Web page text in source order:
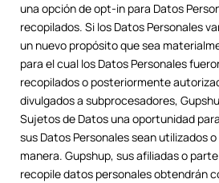
una opción de opt-in para Datos
recopilados. Si los Datos Personales
un nuevo propósito que sea
para el cual los Datos Personales
recopilados o posteriormente
divulgados a subprocesadores,
Sujetos de Datos una oportunidad
sus Datos Personales sean utilizados
manera. Gupshup, sus afiliadas o
recopile datos personales obtendrán